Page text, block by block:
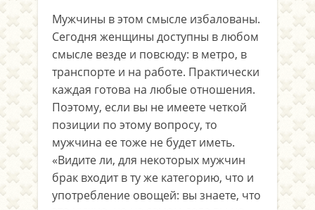
Мужчины в этом смысле избалованы.
Сегодня женщины доступны в любом
смысле везде и повсюду: в метро, в
транспорте и на работе. Практически
каждая готова на любые отношения.
Поэтому, если вы не имеете четкой
позиции по этому вопросу, то
мужчина ее тоже не будет иметь.
«Видите ли, для некоторых мужчин
брак входит в ту же категорию, что и
употребление овощей: вы знаете, что